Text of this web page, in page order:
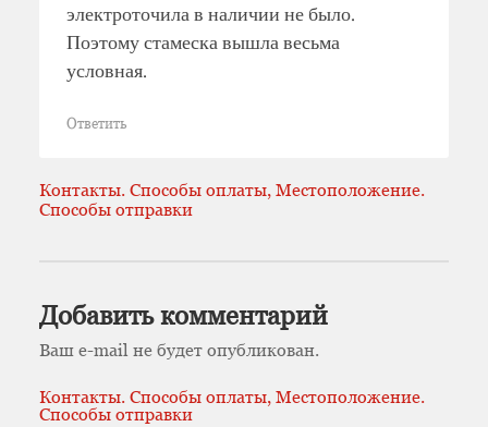
электроточила в наличии не было.
Поэтому стамеска вышла весьма
условная.
Ответить
Контакты. Способы оплаты, Местоположение.
Способы отправки
Добавить комментарий
Ваш e-mail не будет опубликован.
Контакты. Способы оплаты, Местоположение.
Способы отправки